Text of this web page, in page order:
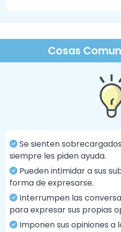
Cosas
Se sienten
siempre les piden ayuda.
Pueden intimidar a sus
forma de expresarse.
Interrumpen las
para expresar sus propias
Imponen sus opiniones a